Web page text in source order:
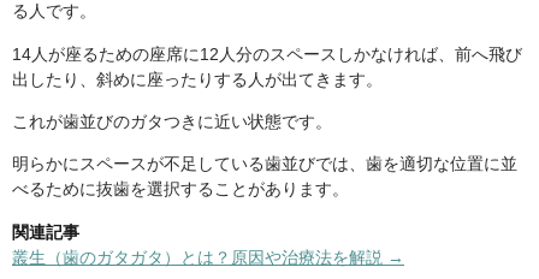
る人です。
14人が座るための座席に12人分のスペースしかなければ、前へ飛び
出したり、斜めに座ったりする人が出てきます。
これが歯並びのガタつきに近い状態です。
明らかにスペースが不足している歯並びでは、歯を適切な位置に並
べるために抜歯を選択することがあります。
関連記事
叢生（歯のガタガタ）とは？原因や治療法を解説 →